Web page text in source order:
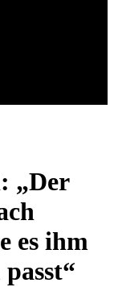
„Der
es ihm